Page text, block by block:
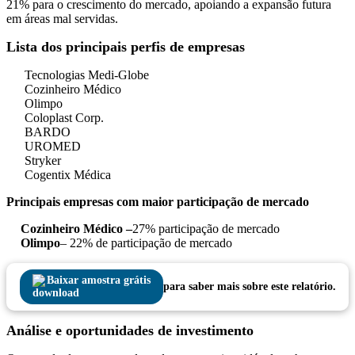
21% para o crescimento do mercado, apoiando a expansão futura
em áreas mal servidas.
Lista dos principais perfis de empresas
Tecnologias Medi-Globe
Cozinheiro Médico
Olimpo
Coloplast Corp.
BARDO
UROMED
Stryker
Cogentix Médica
Principais empresas com maior participação de mercado
Cozinheiro Médico –27% participação de mercado
Olimpo– 22% de participação de mercado
Baixar amostra grátis
para saber mais sobre este relatório.
Análise e oportunidades de investimento